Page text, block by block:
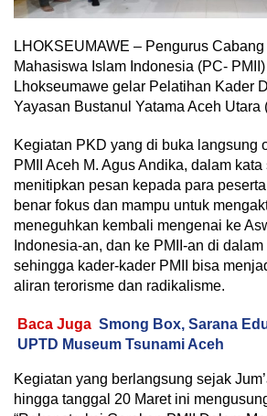
LHOKSEUMAWE – Pengurus
Mahasiswa Islam Indonesia (PC-
Lhokseumawe gelar Pelatihan Kader
Yayasan Bustanul Yatama Aceh Utara
Kegiatan PKD yang di buka langsung
PMII Aceh M. Agus Andika, dalam
menitipkan pesan kepada para
benar fokus dan mampu untuk
meneguhkan kembali mengenai ke
Indonesia-an, dan ke PMII-an di
sehingga kader-kader PMII bisa
aliran terorisme dan radikalisme.
Baca Juga Smong Box, Sarana
UPTD Museum Tsunami Aceh
Kegiatan yang berlangsung sejak
hingga tanggal 20 Maret ini